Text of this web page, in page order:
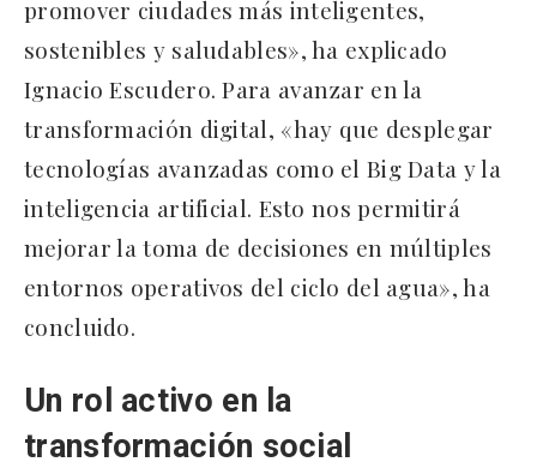
promover ciudades más inteligentes,
sostenibles y saludables», ha explicado
Ignacio Escudero. Para avanzar en la
transformación digital, «hay que desplegar
tecnologías avanzadas como el Big Data y la
inteligencia artificial. Esto nos permitirá
mejorar la toma de decisiones en múltiples
entornos operativos del ciclo del agua», ha
concluido.
Un rol activo en la
transformación social